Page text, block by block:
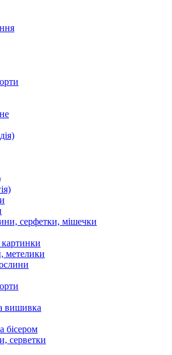
серфетки, мішечки
метелики
вишивка
бісером
серветки